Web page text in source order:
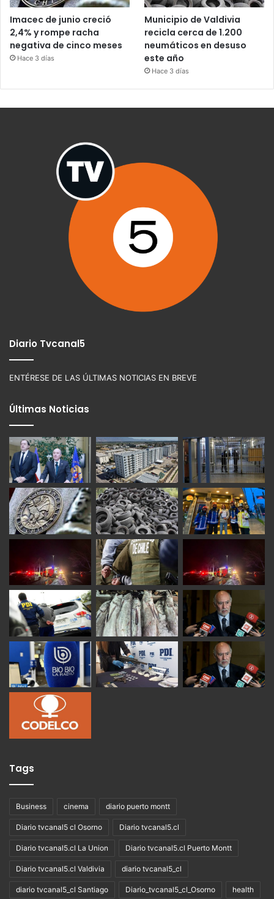
Imacec de junio creció
2,4% y rompe racha
negativa de cinco meses
Hace 3 días
Municipio de Valdivia
recicla cerca de 1.200
neumáticos en desuso
este año
Hace 3 días
Diario Tvcanal5
ENTÉRESE DE LAS ÚLTIMAS NOTICIAS EN BREVE
Últimas Noticias
Tags
Business cinema diario puerto montt
Diario tvcanal5 cl Osorno Diario tvcanal5.cl
Diario tvcanal5.cl La Union Diario tvcanal5.cl Puerto Montt
Diario tvcanal5.cl Valdivia diario tvcanal5_cl
diario tvcanal5_cl Santiago Diario_tvcanal5_cl_Osorno health